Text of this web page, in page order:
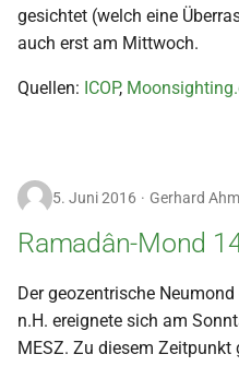
2008
2007
2005
2004
2003
2002
gesichtet (welch eine
auch erst am Mittwoch.
Quellen: ICOP,
5. Juni 2016 Gerhard
Ramadân-Mond
Der geozentrische
n.H. ereignete sich am
MESZ. Zu diesem